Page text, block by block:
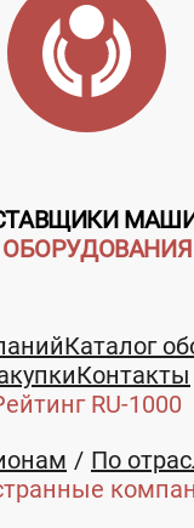
Каталог
Контакты
RU-1000
По